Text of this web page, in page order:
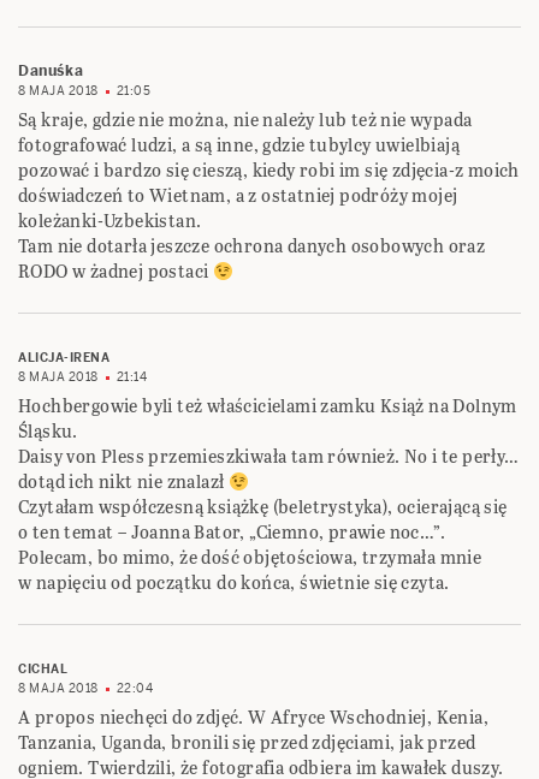
Danuśka
8 MAJA 2018 21:05
Są kraje, gdzie nie można, nie należy lub też nie wypada
fotografować ludzi, a są inne, gdzie tubylcy uwielbiają
pozować i bardzo się cieszą, kiedy robi im się zdjęcia-z moich
doświadczeń to Wietnam, a z ostatniej podróży mojej
koleżanki-Uzbekistan.
Tam nie dotarła jeszcze ochrona danych osobowych oraz
RODO w żadnej postaci
ALICJA-IRENA
8 MAJA 2018
21:14
Hochbergowie byli też właścicielami zamku Książ na Dolnym
Śląsku.
Daisy von Pless przemieszkiwała tam również. No i te perły…
dotąd ich nikt nie znalazł
Czytałam współczesną książkę (beletrystyka), ocierającą się
o ten temat – Joanna Bator, „Ciemno, prawie noc…”.
Polecam, bo mimo, że dość objętościowa, trzymała mnie
w napięciu od początku do końca, świetnie się czyta.
CICHAL
8 MAJA 2018
22:04
A propos niechęci do zdjęć. W Afryce Wschodniej, Kenia,
Tanzania, Uganda, bronili się przed zdjęciami, jak przed
ogniem. Twierdzili, że fotografia odbiera im kawałek duszy.